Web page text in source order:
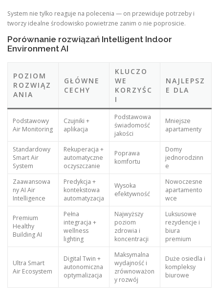
System nie tylko reaguje na polecenia — on przewiduje potrzeby i
tworzy idealne środowisko powietrzne zanim o nie poprosicie.
Porównanie rozwiązań Intelligent Indoor
Environment AI
POZIOM
ROZWIĄZ
ANIA
GŁÓWNE
CECHY
KLUCZO
WE
KORZYŚC
I
NAJLEPSZ
E DLA
Podstawowy
Air Monitoring
Czujniki +
aplikacja
Podstawowa
świadomość
jakości
Mniejsze
apartamenty
Standardowy
Smart Air
System
Rekuperacja +
automatyczne
oczyszczanie
Poprawa
komfortu
Domy
jednorodzinn
e
Zaawansowa
ny AI Air
Intelligence
Predykcja +
kontekstowa
automatyzacja
Wysoka
efektywność
Nowoczesne
apartamento
wce
Premium
Healthy
Building AI
Pełna
integracja +
wellness
lighting
Najwyższy
poziom
zdrowia i
koncentracji
Luksusowe
rezydencje i
biura
premium
Ultra Smart
Air Ecosystem
Digital Twin +
autonomiczna
optymalizacja
Maksymalna
wydajność i
zrównoważon
y rozwój
Duże osiedla i
kompleksy
biurowe